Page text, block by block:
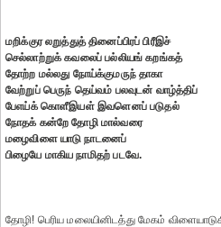
மறிக்குர லறுத்துத் தினைப்பிரப் பிரீஇச்
செல்லாற்றுக் கவலைப் பல்லியங் கறங்கத்
தோற்ற மல்லது நோய்க்குமருந் தாகா
வேற்றுப் பெருந் தெய்வம் பலவுடன் வாழ்த்திப்
பேஎய்க் கொளீஇயள் இவளெனப் படுதல்
நோதக் கன்றே தோழி மால்வரை
மழைவிளை யாடு நாடனைப்
பிழையே மாகிய நாமிதற் படவே.
தோழி! பெரிய மலையினிடத்து மேகம்